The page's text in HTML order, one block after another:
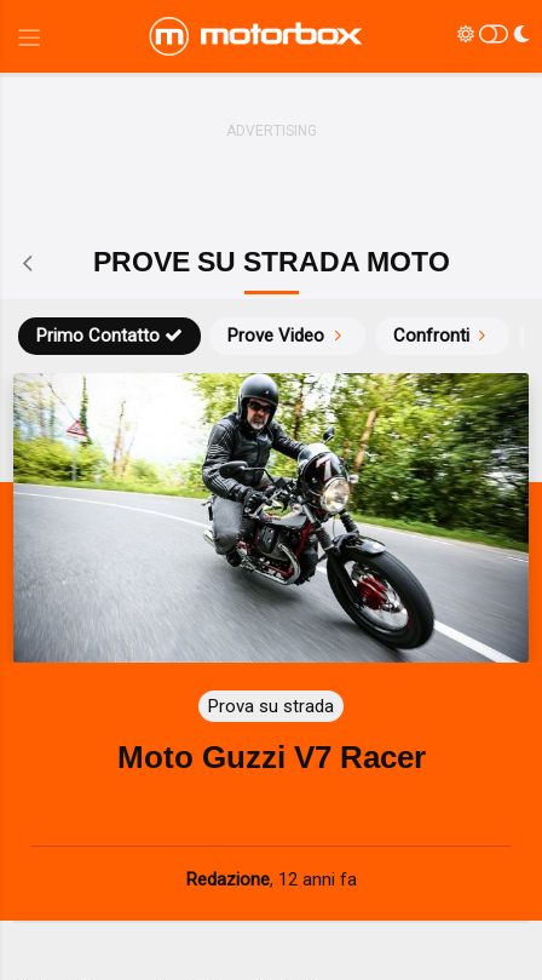
PROVE SU STRADA MOTO
Prove Video Confronti
Primo Contatto
Prova su strada
Moto Guzzi V7 Racer
Redazione, 12 anni fa